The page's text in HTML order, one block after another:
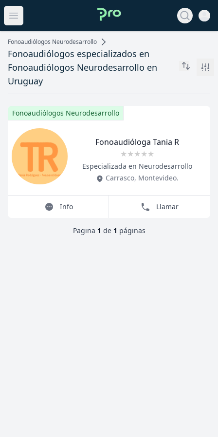
Open main menu
View
Fonoaudiólogos Neurodesarrollo
Fonoaudiólogos especializados en
Fonoaudiólogos Neurodesarrollo en
Uruguay
Fonoaudiólogos Neurodesarrollo
Fonoaudióloga Tania R
★★★★★
Especializada en Neurodesarrollo
Carrasco, Montevideo.
Role
Info Llamar
Pagina 1 de 1 páginas